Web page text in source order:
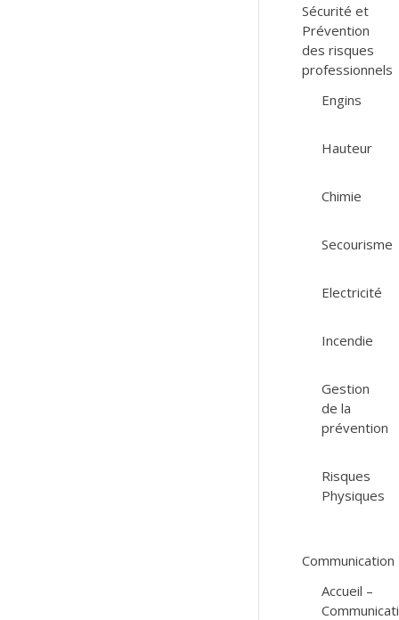
Sécurité et
Prévention
des risques
professionnels
Engins
Hauteur
Chimie
Secourisme
Electricité
Incendie
Gestion
de la
prévention
Risques
Physiques
Communication
Accueil –